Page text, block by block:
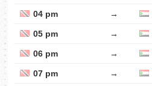
04 pm →
05 pm →
06 pm →
07 pm →